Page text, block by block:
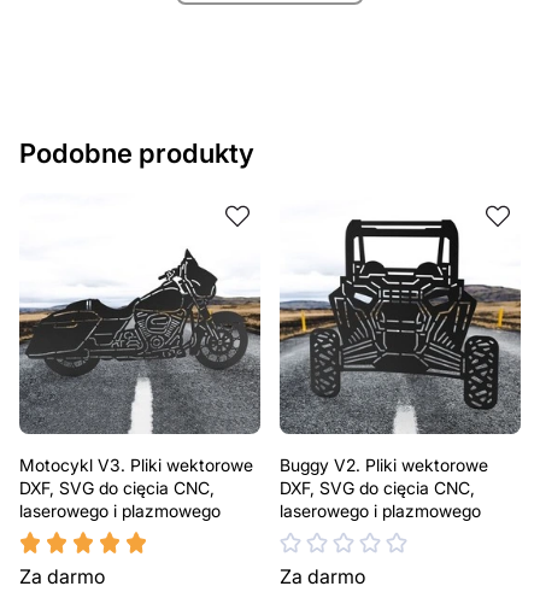
albo wprowadzenie innych modyfikacji według Twoich
pomocy, skontaktuj się z nami w dowolnym momencie –
zawsze chętnie pomożemy.
Podobne produkty
Motocykl V3. Pliki wektorowe
DXF, SVG do cięcia CNC,
laserowego i plazmowego
Za darmo
Buggy V2. Pliki wektorowe
DXF, SVG do cięcia CNC,
laserowego i plazmowego
Za darmo